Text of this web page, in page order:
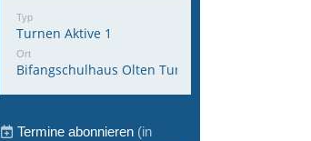
Typ
Turnen Aktive 1
Ort
Bifangschulhaus Olten Turnhalle 1
Termine abonnieren (in